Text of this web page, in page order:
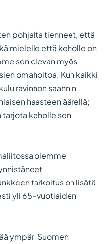
pohjalta tienneet, että
mielelle että keholle on
sen olevan myös
omahoitoa. Kun kaikki
ravinnon saannin
haasteen äärellä;
tarjota keholle sen
olemme
tarkoitus on lisätä
yli 65-vuotiaiden
ympäri Suomen